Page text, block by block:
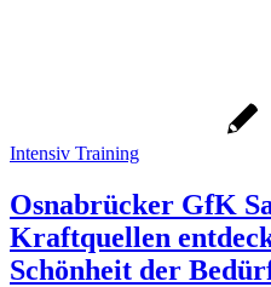
Intensiv Training
Osnabrücker GfK
Kraftquellen
Schönheit der